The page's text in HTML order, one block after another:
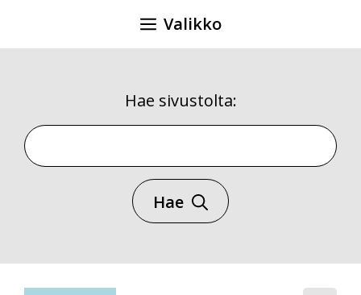
Valikko
Hae sivustolta:
Hae sivustolta
Hae